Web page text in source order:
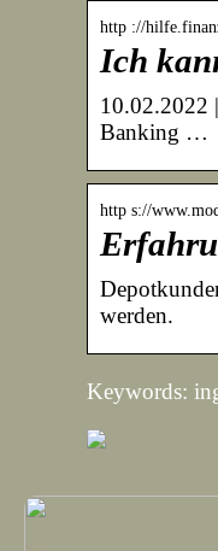
http ://
Ich
10.02.2022
Banking …
http s://
werden.
Keywords: